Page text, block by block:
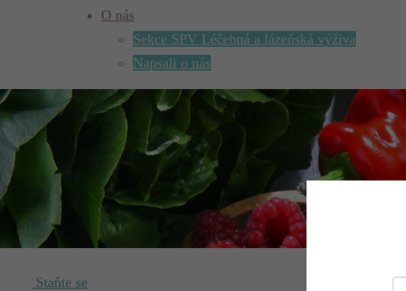
O nás
Sekce SPV Léčebná a lázeňská výživa
Napsali o nás
Staňte se